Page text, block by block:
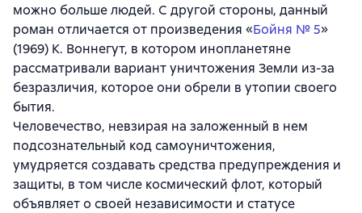
можно больше людей. С другой стороны, данный
роман отличается от произведения «Бойня № 5»
(1969) К. Воннегут, в котором инопланетяне
рассматривали вариант уничтожения Земли из-за
безразличия, которое они обрели в утопии своего
бытия.
Человечество, невзирая на заложенный в нем
подсознательный код самоуничтожения,
умудряется создавать средства предупреждения и
защиты, в том числе космический флот, который
объявляет о своей независимости и статусе